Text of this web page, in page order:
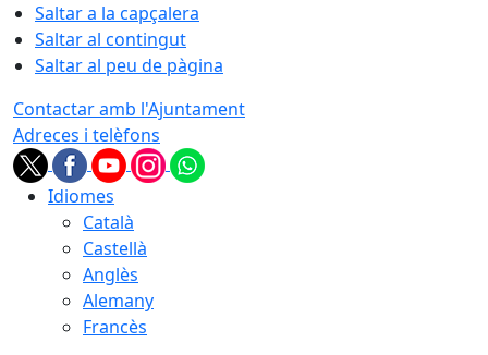
Saltar a la capçalera
Saltar al contingut
Saltar al peu de pàgina
Contactar amb l'Ajuntament
Adreces i telèfons
Idiomes
Català
Castellà
Anglès
Alemany
Francès